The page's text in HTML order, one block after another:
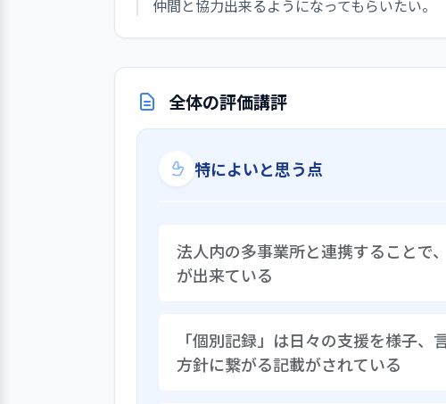
仲間と協力出来るようになってもらいたい。
全体の評価講評
特によいと思う点
法人内の多事業所と連携することで
が出来ている
出勤する体制を構築している。さらに、
談や体験を気軽に行うことができる。法
「個別記録」は日々の支援を様子
方針に繋がる記載がされている